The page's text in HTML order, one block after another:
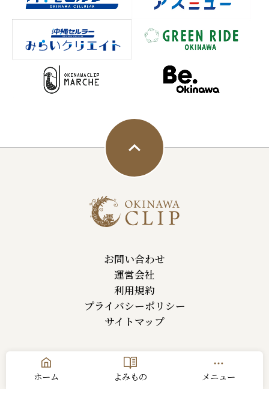
ホーム よみもの メニュー
お問い合わせ
運営会社
利用規約
プライバシーポリシー
サイトマップ